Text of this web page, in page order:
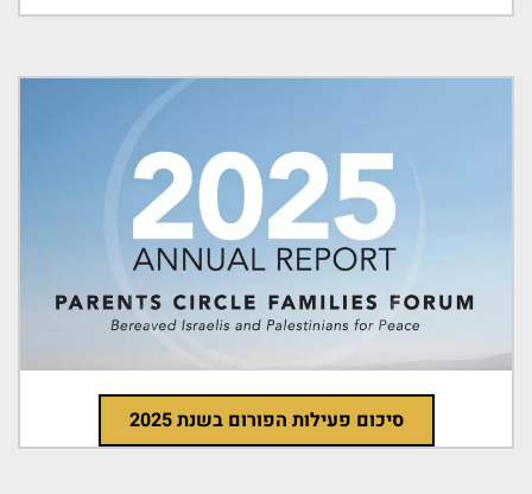
סיכום פעילות הפורום בשנת 2025